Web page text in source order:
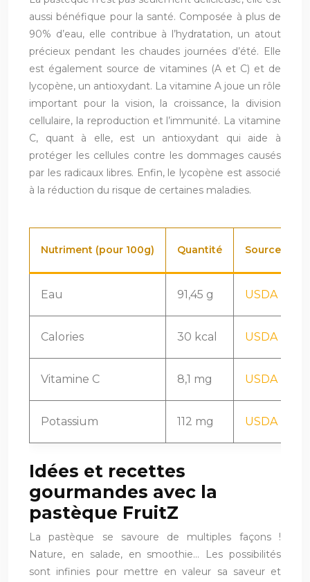
aussi bénéfique pour la santé. Composée à plus de
90% d’eau, elle contribue à l’hydratation, un atout
précieux pendant les chaudes journées d’été. Elle
est également source de vitamines (A et C) et de
lycopène, un antioxydant. La vitamine A joue un rôle
important pour la vision, la croissance, la division
cellulaire, la reproduction et l’immunité. La vitamine
C, quant à elle, est un antioxydant qui aide à
protéger les cellules contre les dommages causés
par les radicaux libres. Enfin, le lycopène est associé
à la réduction du risque de certaines maladies.
Nutriment (pour 100g) Quantité Source
Eau 91,45 g USDA
Calories 30 kcal USDA
Vitamine C 8,1 mg USDA
Potassium 112 mg USDA
Idées et recettes
gourmandes avec la
pastèque FruitZ
La pastèque se savoure de multiples façons !
Nature, en salade, en smoothie… Les possibilités
sont infinies pour mettre en valeur sa saveur et